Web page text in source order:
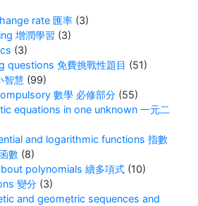
rate 匯率 (3)
增潤學習 (3)
(3)
questions 免費挑戰性題目 (51)
智慧 (99)
數學 必修部分 (55)
equations in one unknown 一元二
and logarithmic functions 指數
數 (8)
polynomials 續多項式 (10)
變分 (3)
and geometric sequences and